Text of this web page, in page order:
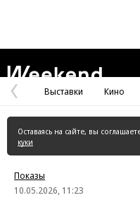
Предыдущая
страница
Выставки Кино
Оставаясь на сайте, вы
куки
Показы
10.05.2026, 11:23